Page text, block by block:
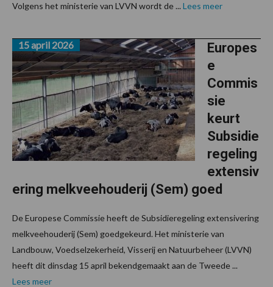
Volgens het ministerie van LVVN wordt de ... Lees meer
Europes
e
Commis
sie
keurt
Subsidie
regeling
extensiv
ering melkveehouderij (Sem) goed
15 april 2026
De Europese Commissie heeft de Subsidieregeling extensivering
melkveehouderij (Sem) goedgekeurd. Het ministerie van
Landbouw, Voedselzekerheid, Visserij en Natuurbeheer (LVVN)
heeft dit dinsdag 15 april bekendgemaakt aan de Tweede ...
Lees meer